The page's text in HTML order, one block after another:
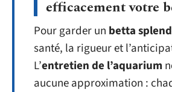
efficacement votre
Pour garder un betta
santé, la rigueur et
L’entretien de l’aquarium
aucune approximation :